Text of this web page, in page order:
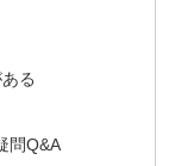
る
問Q&A